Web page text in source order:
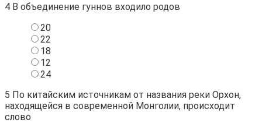
4 В объединение гуннов входило родов
20
22
18
12
24
5 По китайским источникам от названия реки Орхон,
находящейся в современной Монголии, происходит
слово